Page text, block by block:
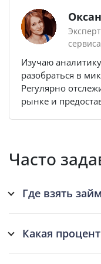
Изучаю
разобраться в
Регулярно
рынке и
Часто
Где взять
Какая